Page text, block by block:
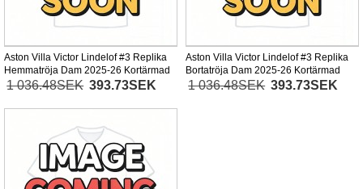
Aston Villa Victor Lindelof #3 Replika
Hemmatröja Dam 2025-26 Kortärmad
1 036.48SEK 393.73SEK
Aston Villa Victor Lindelof #3 Replika
Bortatröja Dam 2025-26 Kortärmad
1 036.48SEK 393.73SEK